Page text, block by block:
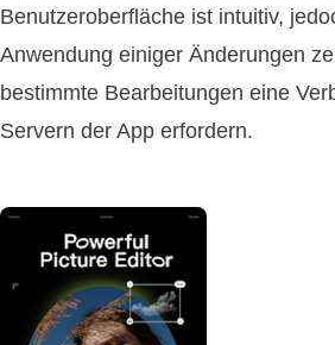
Benutzeroberfläche ist intuitiv,
Anwendung einiger Änderungen
bestimmte Bearbeitungen eine
Servern der App erfordern.